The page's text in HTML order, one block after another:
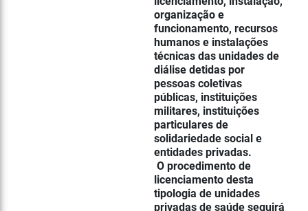
organização e
funcionamento, recursos
humanos e instalações
técnicas das unidades de
diálise detidas por
pessoas coletivas
públicas, instituições
militares, instituições
particulares de
solidariedade social e
entidades privadas.
O procedimento de
licenciamento desta
tipologia de unidades
privadas de saúde seguirá